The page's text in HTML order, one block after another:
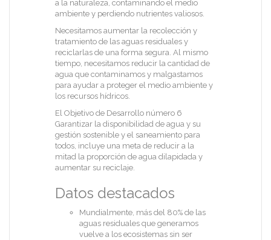
a la naturaleza, contaminando el medio
ambiente y perdiendo nutrientes valiosos.
Necesitamos aumentar la recolección y
tratamiento de las aguas residuales y
reciclarlas de una forma segura. Al mismo
tiempo, necesitamos reducir la cantidad de
agua que contaminamos y malgastamos
para ayudar a proteger el medio ambiente y
los recursos hídricos.
El Objetivo de Desarrollo número 6
Garantizar la disponibilidad de agua y su
gestión sostenible y el saneamiento para
todos, incluye una meta de reducir a la
mitad la proporción de agua dilapidada y
aumentar su reciclaje.
Datos destacados
Mundialmente, más del 80% de las
aguas residuales que generamos
vuelve a los ecosistemas sin ser